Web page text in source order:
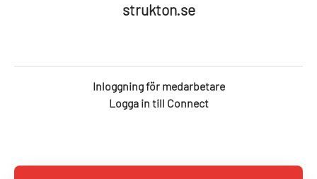
strukton.se
Inloggning för medarbetare
Logga in till Connect